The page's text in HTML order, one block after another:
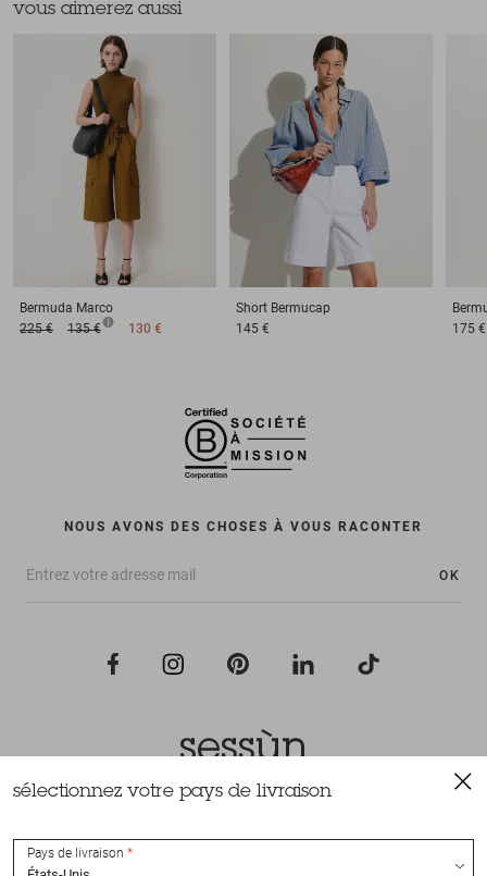
vous aimerez aussi
Bermuda Marco
225 €
135 € 130 €
Short Bermucap
145 €
175 €
NOUS AVONS DES CHOSES À VOUS RACONTER
OK
Tous droits réservés Sessùn 2022
sélectionnez votre pays de livraison
Pays de livraison